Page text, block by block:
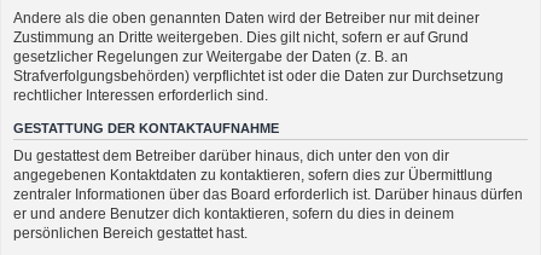
Andere als die oben genannten Daten wird der Betreiber nur mit deiner
Zustimmung an Dritte weitergeben. Dies gilt nicht, sofern er auf Grund
gesetzlicher Regelungen zur Weitergabe der Daten (z. B. an
Strafverfolgungsbehörden) verpflichtet ist oder die Daten zur Durchsetzung
rechtlicher Interessen erforderlich sind.
GESTATTUNG DER KONTAKTAUFNAHME
Du gestattest dem Betreiber darüber hinaus, dich unter den von dir
angegebenen Kontaktdaten zu kontaktieren, sofern dies zur Übermittlung
zentraler Informationen über das Board erforderlich ist. Darüber hinaus dürfen
er und andere Benutzer dich kontaktieren, sofern du dies in deinem
persönlichen Bereich gestattet hast.